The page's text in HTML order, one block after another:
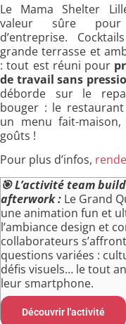
Le Mama Shelter
valeur sûre
d’entreprise.
grande terrasse et
: tout est réuni pour
de travail sans
déborde sur le
bouger : le
un menu fait-
goûts !
Pour plus d’infos,
🎯L’activité team
afterwork : Le Grand
une animation fun et
l’ambiance design et
collaborateurs
questions variées :
défis visuels… le tout
leur smartphone.
Découvrir l'activité